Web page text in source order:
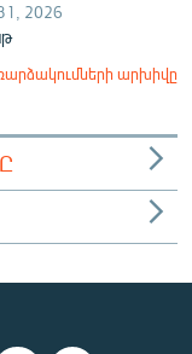
2026
արխիվը